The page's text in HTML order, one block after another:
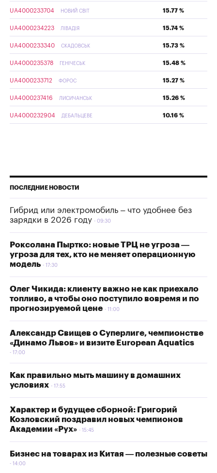
UA4000233704 НОВИЙ СВІТ 15.77 %
UA4000234223 ЛІВАДІЯ 15.74 %
UA4000233340 СКАДОВСЬК 15.73 %
UA4000235378 ГЕНІЧЕСЬК 15.48 %
UA4000233712 ФОРОС 15.27 %
UA4000237416 ЛИСИЧАНСЬК 15.26 %
UA4000232904 ДЕБАЛЬЦЕВЕ 10.16 %
ПОСЛЕДНИЕ НОВОСТИ
Гибрид или электромобиль – что удобнее без
зарядки в 2026 году
09:30
Роксолана Пыртко: новые ТРЦ не угроза —
угроза для тех, кто не меняет операционную
модель
17:30
Олег Чикида: клиенту важно не как приехало
топливо, а чтобы оно поступило вовремя и по
прогнозируемой цене
11:00
Александр Свищев о Суперлиге, чемпионстве
«Динамо Львов» и визите European Aquatics
17:00
Как правильно мыть машину в домашних
условиях
17:55
Характер и будущее сборной: Григорий
Козловский поздравил новых чемпионов
Академии «Рух»
15:45
Бизнес на товарах из Китая — полезные советы
14:00